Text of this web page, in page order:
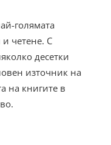
голямата
четене. С
десетки
източник на
на книгите в